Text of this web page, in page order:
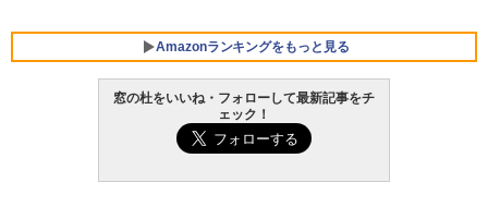
Amazonランキングをもっと見る
窓の杜をいいね・フォローして最新記事をチ
ェック！